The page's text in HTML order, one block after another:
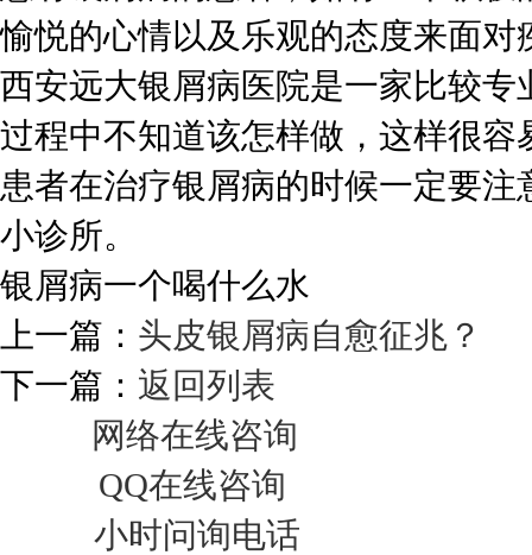
愉悦的心情以及乐观的态度来面对
西安远大银屑病医院是一家比较
过程中不知道该怎样做，这样很
患者在治疗银屑病的时候一定要
小诊所。
银屑病一个喝什么水
上一篇： 头皮银屑病自愈征兆？
下一篇： 返回列表
网络在线咨询
QQ在线咨询
小时问询电话